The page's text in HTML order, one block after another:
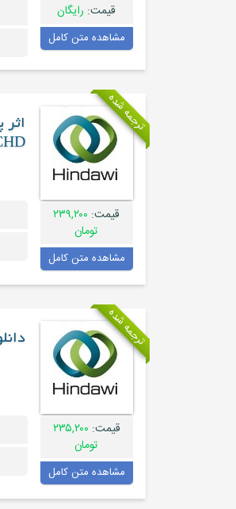
قیمت: رایگان
مشاهده متن کامل
ترجمه شده
قیمت: ۲۳۹,۲۰۰
تومان
مشاهده متن کامل
ترجمه شده
قیمت: ۲۳۵,۲۰۰
تومان
مشاهده متن کامل